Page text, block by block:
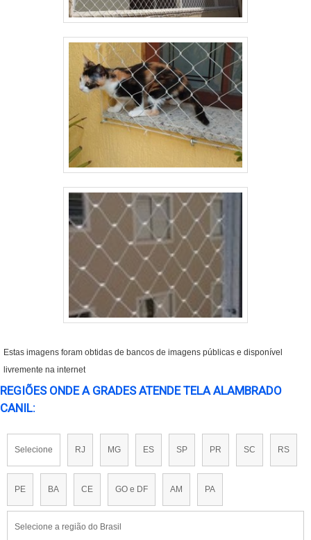
Estas imagens foram obtidas de bancos de imagens públicas e disponível
livremente na internet
REGIÕES ONDE A GRADES ATENDE TELA ALAMBRADO
CANIL:
Selecione RJ MG ES SP PR SC RS
PE BA CE GO e DF AM PA
Selecione a região do Brasil